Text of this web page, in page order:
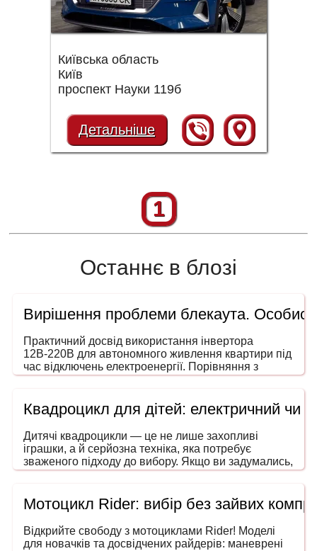
Київська область
Київ
проспект Науки 119б
Детальніше
1
Останнє в блозі
Вирішення проблеми блекаута.
Практичний досвід використання інвертора
12В-220В для автономного живлення квартири під
час відключень електроенергії. Порівняння з
генераторами, ДБЖ і power station. На що звертати
Квадроцикл для дітей: електричний чи
Дитячі квадроцикли — це не лише захопливі
іграшки, а й серйозна техніка, яка потребує
зваженого підходу до вибору. Якщо ви задумались,
як обрати квадроцикл для дитини, то ця інструкція
та в межах вашого бюджету. Адже йдеться не
просто про розвагу — мова про безпечний
транспорт, що розвиває координацію, увагу та
навички водіння ще змалечку.
Мотоцикл Rider: вибір без зайвих
Відкрийте свободу з мотоциклами Rider! Моделі
для новачків та досвідчених райдерів: маневрені